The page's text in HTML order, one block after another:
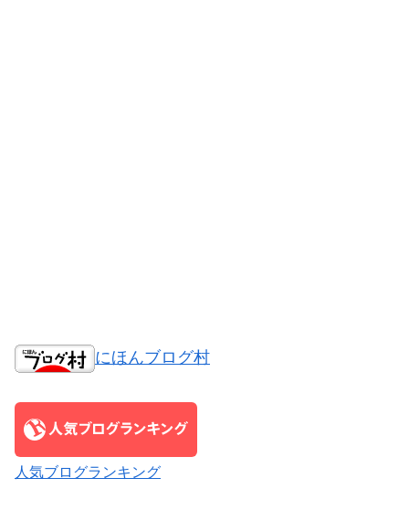
にほんブログ村
人気ブログランキング